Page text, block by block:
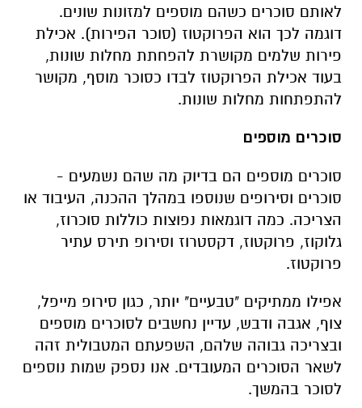
לאותם סוכרים כשהם מוספים למזונות שונים.
דוגמה לכך הוא הפרוקטוז (סוכר הפירות). אכילת
פירות שלמים מקושרת להפחתת מחלות שונות,
בעוד אכילת הפרוקטוז לבדו כסוכר מוסף, מקושר
להתפתחות מחלות שונות.
סוכרים מוספים
סוכרים מוספים הם בדיוק מה שהם נשמעים -
סוכרים וסירופים שנוספו במהלך ההכנה, העיבוד או
הצריכה. כמה דוגמאות נפוצות כוללות סוכרוז,
גלוקוז, פרוקטוז, דקסטרוז וסירופ תירס עתיר
פרוקטוז.
אפילו ממתיקים "טבעיים" יותר, כגון סירופ מייפל,
צוף, אגבה ודבש, עדיין נחשבים לסוכרים מוספים
ובצריכה גבוהה שלהם, השפעתם המטבולית זהה
לשאר הסוכרים המעובדים. אנו נספק שמות נוספים
לסוכר בהמשך.